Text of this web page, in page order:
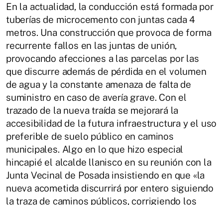
En la actualidad, la conducción está formada por
tuberías de microcemento con juntas cada 4
metros. Una construcción que provoca de forma
recurrente fallos en las juntas de unión,
provocando afecciones a las parcelas por las
que discurre además de pérdida en el volumen
de agua y la constante amenaza de falta de
suministro en caso de avería grave. Con el
trazado de la nueva traída se mejorará la
accesibilidad de la futura infraestructura y el uso
preferible de suelo público en caminos
municipales. Algo en lo que hizo especial
hincapié el alcalde llanisco en su reunión con la
Junta Vecinal de Posada insistiendo en que «la
nueva acometida discurrirá por entero siguiendo
la traza de caminos públicos, corrigiendo los